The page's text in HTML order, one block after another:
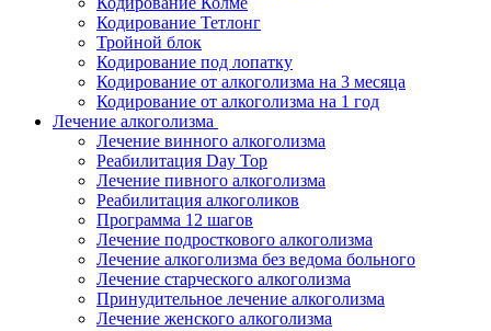
Кодирование Тетлонг
Тройной блок
Кодирование под лопатку
Кодирование от алкоголизма на 3 месяца
Кодирование от алкоголизма на 1 год
Лечение алкоголизма
Лечение винного алкоголизма
Реабилитация Day Top
Лечение пивного алкоголизма
Реабилитация алкоголиков
Программа 12 шагов
Лечение подросткового алкоголизма
Лечение алкоголизма без ведома больного
Лечение старческого алкоголизма
Принудительное лечение алкоголизма
Лечение женского алкоголизма